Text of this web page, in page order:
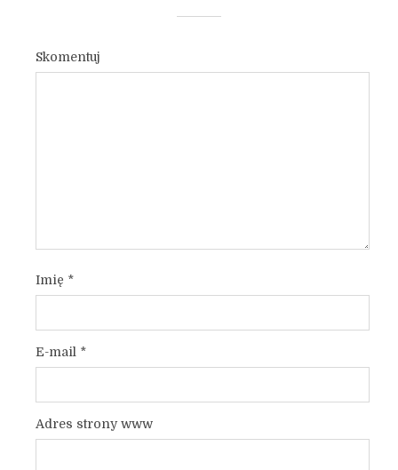
Skomentuj
Imię *
E-mail *
Adres strony www